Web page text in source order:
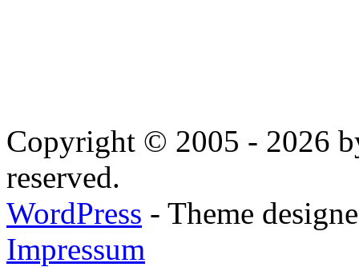
Copyright © 2005 - 2026
reserved.
WordPress - Theme
Impressum